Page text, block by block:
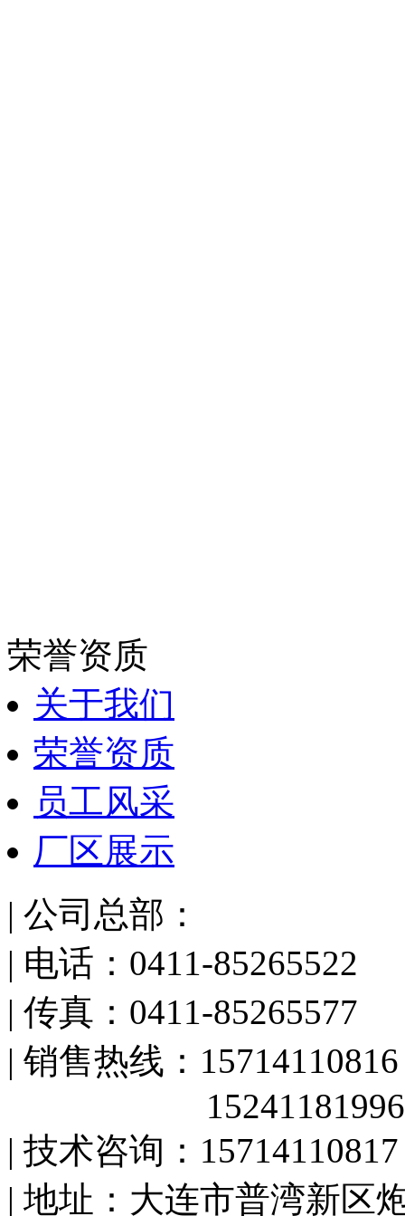
荣誉资质
关于我们
荣誉资质
员工风采
厂区展示
| 公司总部：
| 电话：0411-85265522
| 传真：0411-85265577
| 销售热线：15714110816
15241181996
| 技术咨询：15714110817
| 地址：大连市普湾新区